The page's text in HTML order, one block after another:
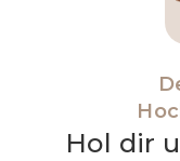
Hol dir